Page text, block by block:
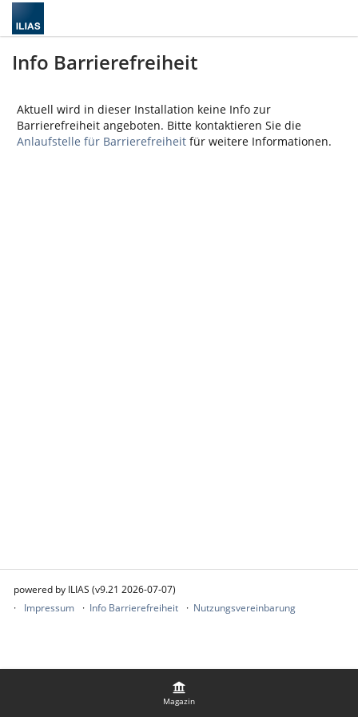
Magazin
Info Barrierefreiheit
Aktuell wird in dieser Installation keine Info zur
Barrierefreiheit angeboten. Bitte kontaktieren Sie die
Anlaufstelle für Barrierefreiheit für weitere Informationen.
powered by ILIAS (v9.21 2026-07-07)
Impressum
Info Barrierefreiheit Nutzungsvereinbarung